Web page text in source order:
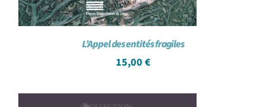
L’Appel des entités fragiles
15,00 €